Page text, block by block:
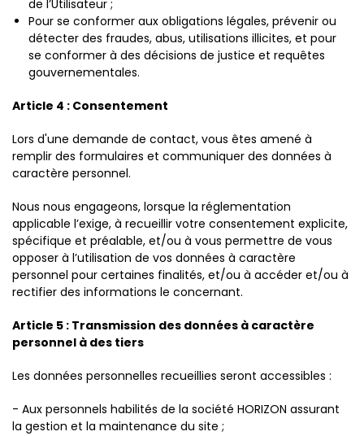
de l’Utilisateur ;
Pour se conformer aux obligations légales, prévenir ou
détecter des fraudes, abus, utilisations illicites, et pour
se conformer à des décisions de justice et requêtes
gouvernementales.
Article 4 : Consentement
Lors d'une demande de contact, vous êtes amené à
remplir des formulaires et communiquer des données à
caractère personnel.
Nous nous engageons, lorsque la réglementation
applicable l’exige, à recueillir votre consentement explicite,
spécifique et préalable, et/ou à vous permettre de vous
opposer à l’utilisation de vos données à caractère
personnel pour certaines finalités, et/ou à accéder et/ou à
rectifier des informations le concernant.
Article 5 : Transmission des données à caractère
personnel à des tiers
Les données personnelles recueillies seront accessibles :
- Aux personnels habilités de la société HORIZON assurant
la gestion et la maintenance du site ;